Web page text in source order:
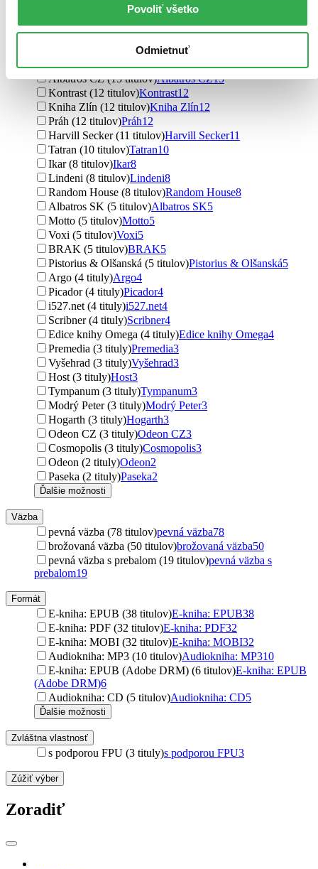
Povoliť všetko
Odmietnuť
Frode Grytten (1 titul)Frode Grytten
Ďalšie možnosti
Vintage (15 titulov)Vintage15
Albatros CZ (15 titulov)Albatros CZ15
Kontrast (12 titulov)Kontrast12
Kniha Zlín (12 titulov)Kniha Zlín12
Práh (12 titulov)Práh12
Harvill Secker (11 titulov)Harvill Secker11
Tatran (10 titulov)Tatran10
Ikar (8 titulov)Ikar8
Lindeni (8 titulov)Lindeni8
Random House (8 titulov)Random House8
Albatros SK (5 titulov)Albatros SK5
Motto (5 titulov)Motto5
Voxi (5 titulov)Voxi5
BRAK (5 titulov)BRAK5
Pistorius & Olšanská (5 titulov)Pistorius & Olšanská5
Argo (4 tituly)Argo4
Picador (4 tituly)Picador4
i527.net (4 tituly)i527.net4
Scribner (4 tituly)Scribner4
Edice knihy Omega (4 tituly)Edice knihy Omega4
Premedia (3 tituly)Premedia3
Vyšehrad (3 tituly)Vyšehrad3
Host (3 tituly)Host3
Tympanum (3 tituly)Tympanum3
Modrý Peter (3 tituly)Modrý Peter3
Hogarth (3 tituly)Hogarth3
Odeon CZ (3 tituly)Odeon CZ3
Cosmopolis (3 tituly)Cosmopolis3
Odeon (2 tituly)Odeon2
Paseka (2 tituly)Paseka2
Ďalšie možnosti
Väzba
pevná väzba (78 titulov)pevná väzba78
brožovaná väzba (50 titulov)brožovaná väzba50
pevná väzba s prebalom (19 titulov)pevná väzba s
prebalom19
Formát
E-kniha: EPUB (38 titulov)E-kniha: EPUB38
E-kniha: PDF (32 titulov)E-kniha: PDF32
E-kniha: MOBI (32 titulov)E-kniha: MOBI32
Audiokniha: MP3 (10 titulov)Audiokniha: MP310
E-kniha: EPUB (Adobe DRM) (6 titulov)E-kniha: EPUB
(Adobe DRM)6
Audiokniha: CD (5 titulov)Audiokniha: CD5
Ďalšie možnosti
Zvláštna vlastnosť
s podporou FPU (3 tituly)s podporou FPU3
Zúžiť výber
Zoradiť